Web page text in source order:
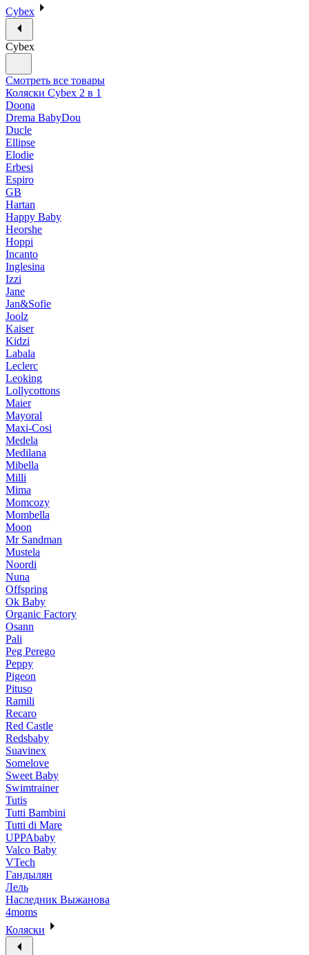
Cybex
Cybex
Смотреть все товары
Коляски Cybex 2 в 1
Doona
Drema BabyDou
Ducle
Ellipse
Elodie
Erbesi
Espiro
GB
Hartan
Happy Baby
Heorshe
Hoppi
Incanto
Inglesina
Izzi
Jane
Jan&Sofie
Joolz
Kaiser
Kidzi
Labala
Leclerc
Leoking
Lollycottons
Maier
Mayoral
Maxi-Cosi
Medela
Medilana
Mibella
Milli
Mima
Momcozy
Mombella
Moon
Mr Sandman
Mustela
Noordi
Nuna
Offspring
Ok Baby
Organic Factory
Osann
Pali
Peg Perego
Peppy
Pigeon
Pituso
Ramili
Recaro
Red Castle
Redsbaby
Suavinex
Somelove
Sweet Baby
Swimtrainer
Tutis
Tutti Bambini
Tutti di Mare
UPPAbaby
Valco Baby
VTech
Гандылян
Лель
Наследник Выжанова
4moms
Коляски